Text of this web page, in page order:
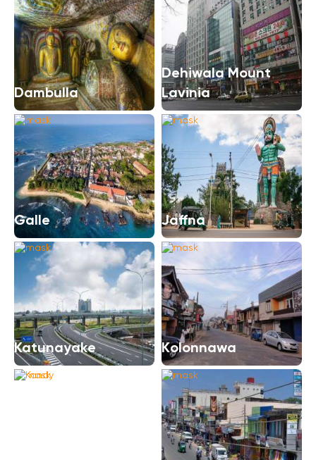
Dambulla
Dehiwala Mount
Lavinia
Galle Jaffna
Katunayake Kolonnawa